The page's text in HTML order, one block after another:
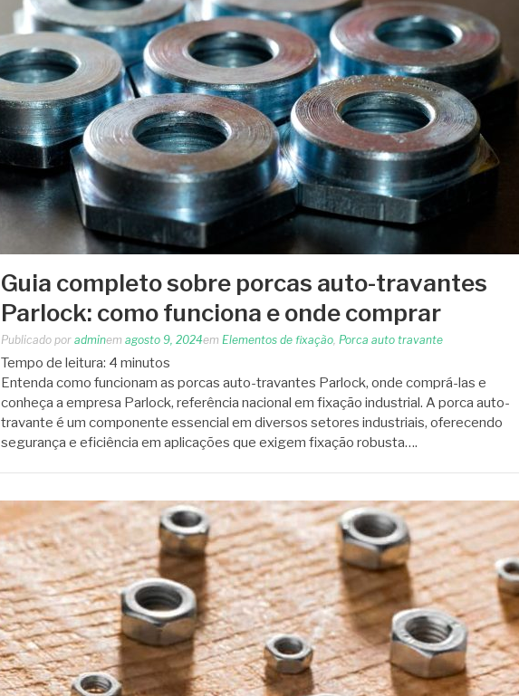
Guia completo sobre porcas auto-travantes
Parlock: como funciona e onde comprar
Publicado por adminem agosto 9, 2024em Elementos de fixação Porca auto travante
Tempo de leitura: 4 minutos
Entenda como funcionam as porcas auto-travantes Parlock, onde comprá-las e
conheça a empresa Parlock, referência nacional em fixação industrial. A porca auto-
travante é um componente essencial em diversos setores industriais, oferecendo
segurança e eficiência em aplicações que exigem fixação robusta….